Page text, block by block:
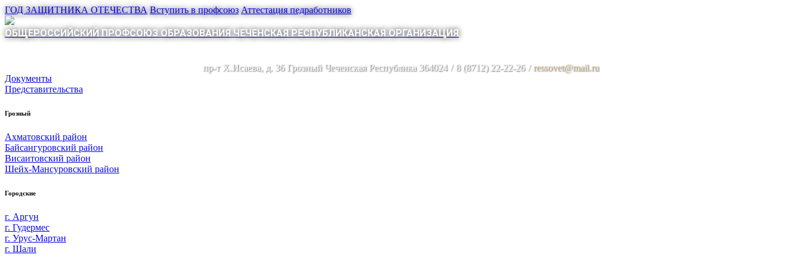
ГОД ЗАЩИТНИКА ОТЕЧЕСТВА Вступить в профсоюз Аттестация педработников
ОБЩЕРОССИЙСКИЙ ПРОФСОЮЗ ОБРАЗОВАНИЯ ЧЕЧЕНСКАЯ РЕСПУБЛИКАНСКАЯ ОРГАНИЗАЦИЯ
пр-т Х.Исаева, д. 36 Грозный Чеченская Республика 364024 / 8 (8712) 22-22-26 / ressovet@mail.ru
Документы
Представительства
Грозный
Ахматовский район
Байсангуровский район
Висаитовский район
Шейх-Мансуровский район
Городские
г. Аргун
г. Гудермес
г. Урус-Мартан
г. Шали